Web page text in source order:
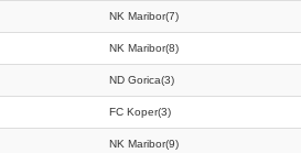
NK Maribor(7)
NK Maribor(8)
ND Gorica(3)
FC Koper(3)
NK Maribor(9)